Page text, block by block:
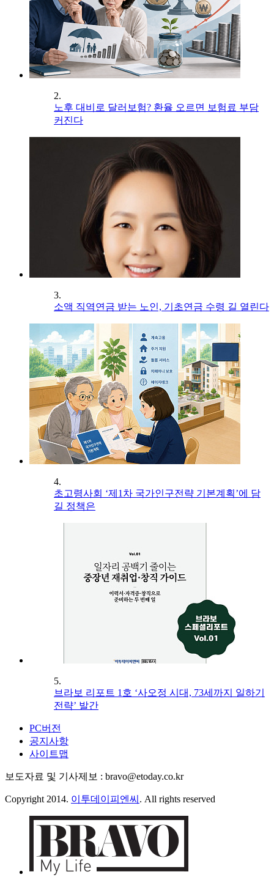
2.
노후 대비로 달러보험? 환율 오르면 보험료 부담
커진다
3.
소액 직역연금 받는 노인, 기초연금 수령 길 열린다
4.
초고령사회 ‘제1차 국가인구전략 기본계획’에 담
길 정책은
5.
브라보 리포트 1호 ‘사오정 시대, 73세까지 일하기
전략’ 발간
PC버전
공지사항
사이트맵
보도자료 및 기사제보 : bravo@etoday.co.kr
Copyright 2014. 이투데이피엔씨 . All rights reserved